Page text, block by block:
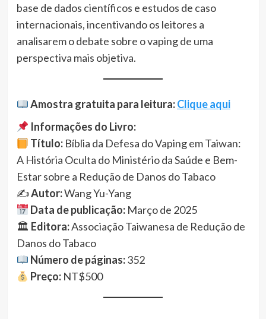
base de dados científicos e estudos de caso
internacionais, incentivando os leitores a
analisarem o debate sobre o vaping de uma
perspectiva mais objetiva.
Amostra gratuita para leitura:Clique aqui
Informações do Livro:
Título: Bíblia da Defesa do Vaping em Taiwan:
A História Oculta do Ministério da Saúde e Bem-
Estar sobre a Redução de Danos do Tabaco
✍Autor:Wang Yu-Yang
Data de publicação: Março de 2025
🏛 Editora:Associação Taiwanesa de Redução de
Danos do Tabaco
Número de páginas:352
Preço: NT$500